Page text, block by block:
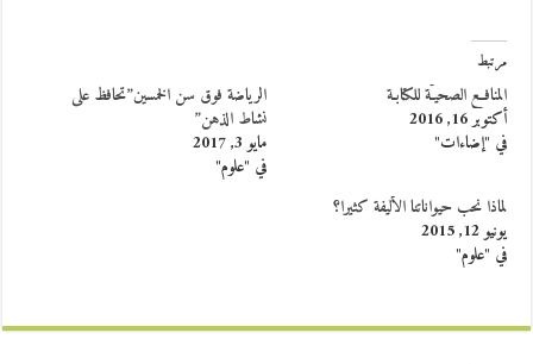
مرتبط
المنافــع الصحيـّة للكتابـة
أكتوبر 16, 2016
في "إضاءات"
الرياضة فوق سن الخمسين”تحافظ على
نشاط الذهن”
مايو 3, 2017
في "علوم"
لماذا نحب حيواناتنا الأليفة كثيرا؟
يونيو 12, 2015
في "علوم"